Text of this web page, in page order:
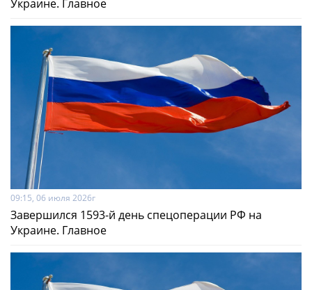
Украине. Главное
09:15, 06 июля 2026г
Завершился 1593-й день спецоперации РФ на
Украине. Главное